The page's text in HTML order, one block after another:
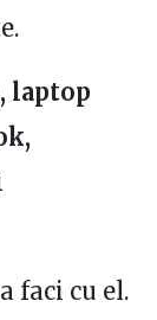
laptop
faci cu el.